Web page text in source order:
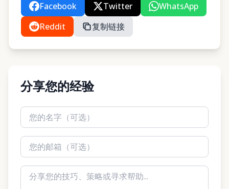
Facebook Twitter
WhatsApp
Reddit
复制链接
分享您的经验